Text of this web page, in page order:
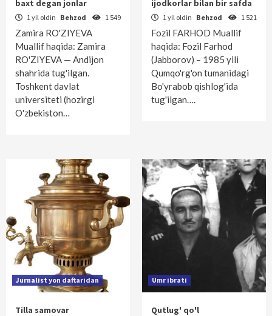
baxt degan jonlar
1 yil oldin Behzod 1 549
Zamira RO'ZIYEVA
Muallif haqida: Zamira
RO'ZIYEVA — Andijon
shahrida tug'ilgan.
Toshkent davlat
universiteti (hozirgi
O'zbekiston…
ijodkorlar bilan bir safda
1 yil oldin Behzod 1 521
Fozil FARHOD Muallif
haqida: Fozil Farhod
(Jabborov) – 1985 yili
Qumqo'rg'on tumanidagi
Bo'yrabob qishlog'ida
tug'ilgan….
Jurnalist yon daftaridan
Tilla samovar
Umr ibrati
Qutlug' qo'l